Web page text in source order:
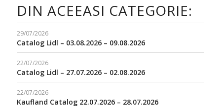
DIN ACEEASI CATEGORIE:
29/07/2026
Catalog Lidl – 03.08.2026 – 09.08.2026
22/07/2026
Catalog Lidl – 27.07.2026 – 02.08.2026
22/07/2026
Kaufland Catalog 22.07.2026 – 28.07.2026